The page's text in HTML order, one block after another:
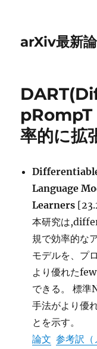
arXiv最新
pRompT
率的に拡
Language
Learners
本研究は
規で効率的な
モデルを、プ
より優れた
できる。 標準
手法がより優
とを示す。
論文 参考訳（